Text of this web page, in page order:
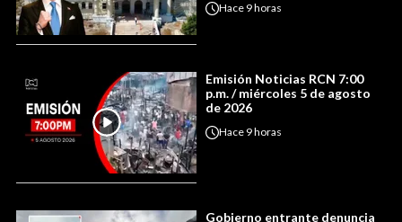
Hace 9 horas
Emisión Noticias RCN 7:00
p.m. / miércoles 5 de agosto
de 2026
Hace 9 horas
Gobierno entrante denuncia